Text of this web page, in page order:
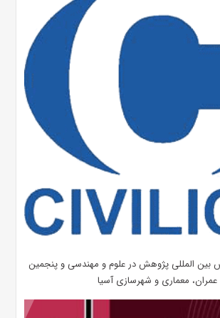
بین المللی پژوهش در علوم و مهندسی و پنجمین
عمران، معماری و شهرسازی آسیا